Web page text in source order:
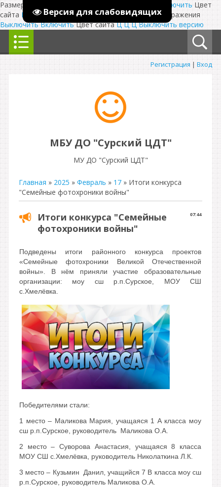
Версия для слабовидящих
Размер шрифта: Включить Цвет
сайта Ц Ц Ц ВыключитьРазмер шрифта:A AИзображения
Выключить ВключитьЦвет сайтаЦ Ц Ц Выключить версию
Регистрация | Вход
МБУ ДО "Сурский ЦДТ"
МУ ДО "Сурский ЦДТ"
Главная » 2025 » Февраль » 17 » Итоги конкурса
"Семейные фотохроники войны"
07:44
Итоги конкурса "Семейные
фотохроники войны"
Подведены итоги районного конкурса проектов
«Семейные фотохроники Великой Отечественной
войны». В нём приняли участие образовательные
организации: моу сш р.п.Сурское, МОУ СШ
с.Хмелёвка.
Победителями стали:
1 место – Маликова Мария, учащаяся 1 А класса моу
сш р.п.Сурское, руководитель Маликова О.А.
2 место – Суворова Анастасия, учащаяся 8 класса
МОУ СШ с.Хмелёвка, руководитель Николаткина Л.К.
3 место – Кузьмин Данил, учащийся 7 В класса моу сш
р.п.Сурское, руководитель Маликова О.А.